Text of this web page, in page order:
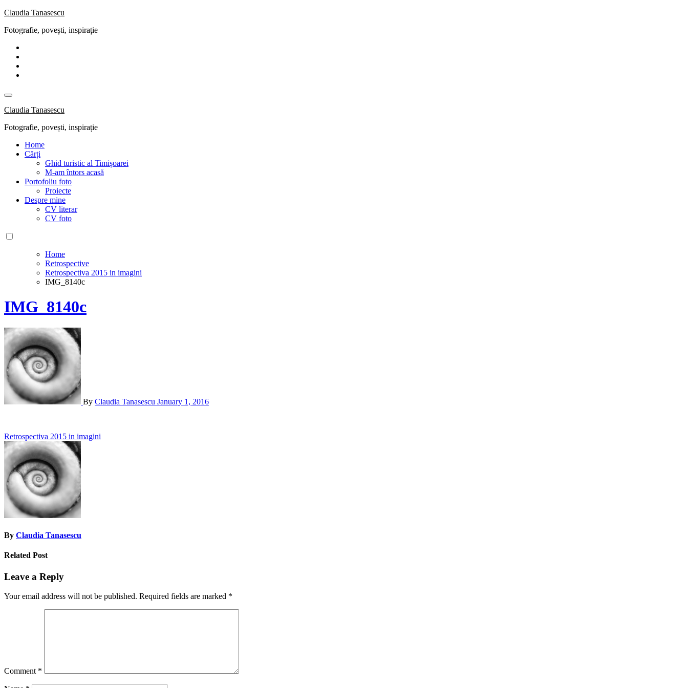
Skip
content
Claudia Tanasescu
Fotografie, povești, inspirație
Claudia Tanasescu
Fotografie, povești, inspirație
Home
Cărți
Ghid turistic al Timișoarei
M-am întors acasă
Portofoliu foto
Proiecte
Despre mine
CV literar
CV foto
Home
Retrospective
Retrospectiva 2015 in imagini
IMG_8140c
IMG_8140c
By Claudia Tanasescu January 1, 2016
Post
navigation
Retrospectiva 2015 in imagini
By Claudia Tanasescu
Related Post
Leave a Reply
Your email address will not be published. Required fields are marked *
Comment *